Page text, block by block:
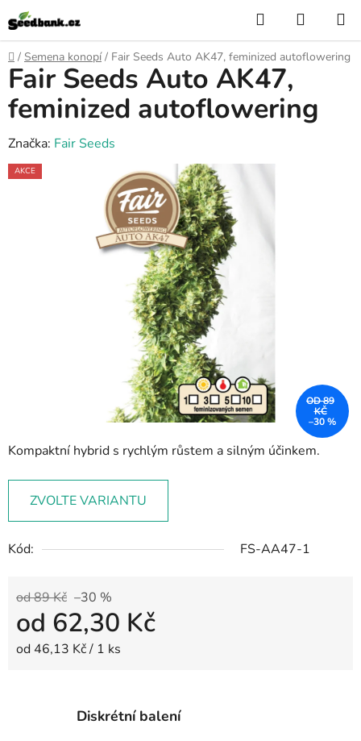
Přejít
na
obsah
Hledat
KOŠÍK
Domů
/ Semena konopí / Fair Seeds Auto AK47, feminized autoflowering
Kompaktní hybrid s rychlým růstem a silným účinkem.
ZVOLTE VARIANTU
Kód: FS-AA47-1
od 89 Kč –30 %
od 62,30 Kč
Měrná cena:
od 46,13 Kč / 1 ks
Fair Seeds Auto AK47,
feminized autoflowering
Značka: Fair Seeds
AKCE
OD 89
KČ
–30 %
Diskrétní balení